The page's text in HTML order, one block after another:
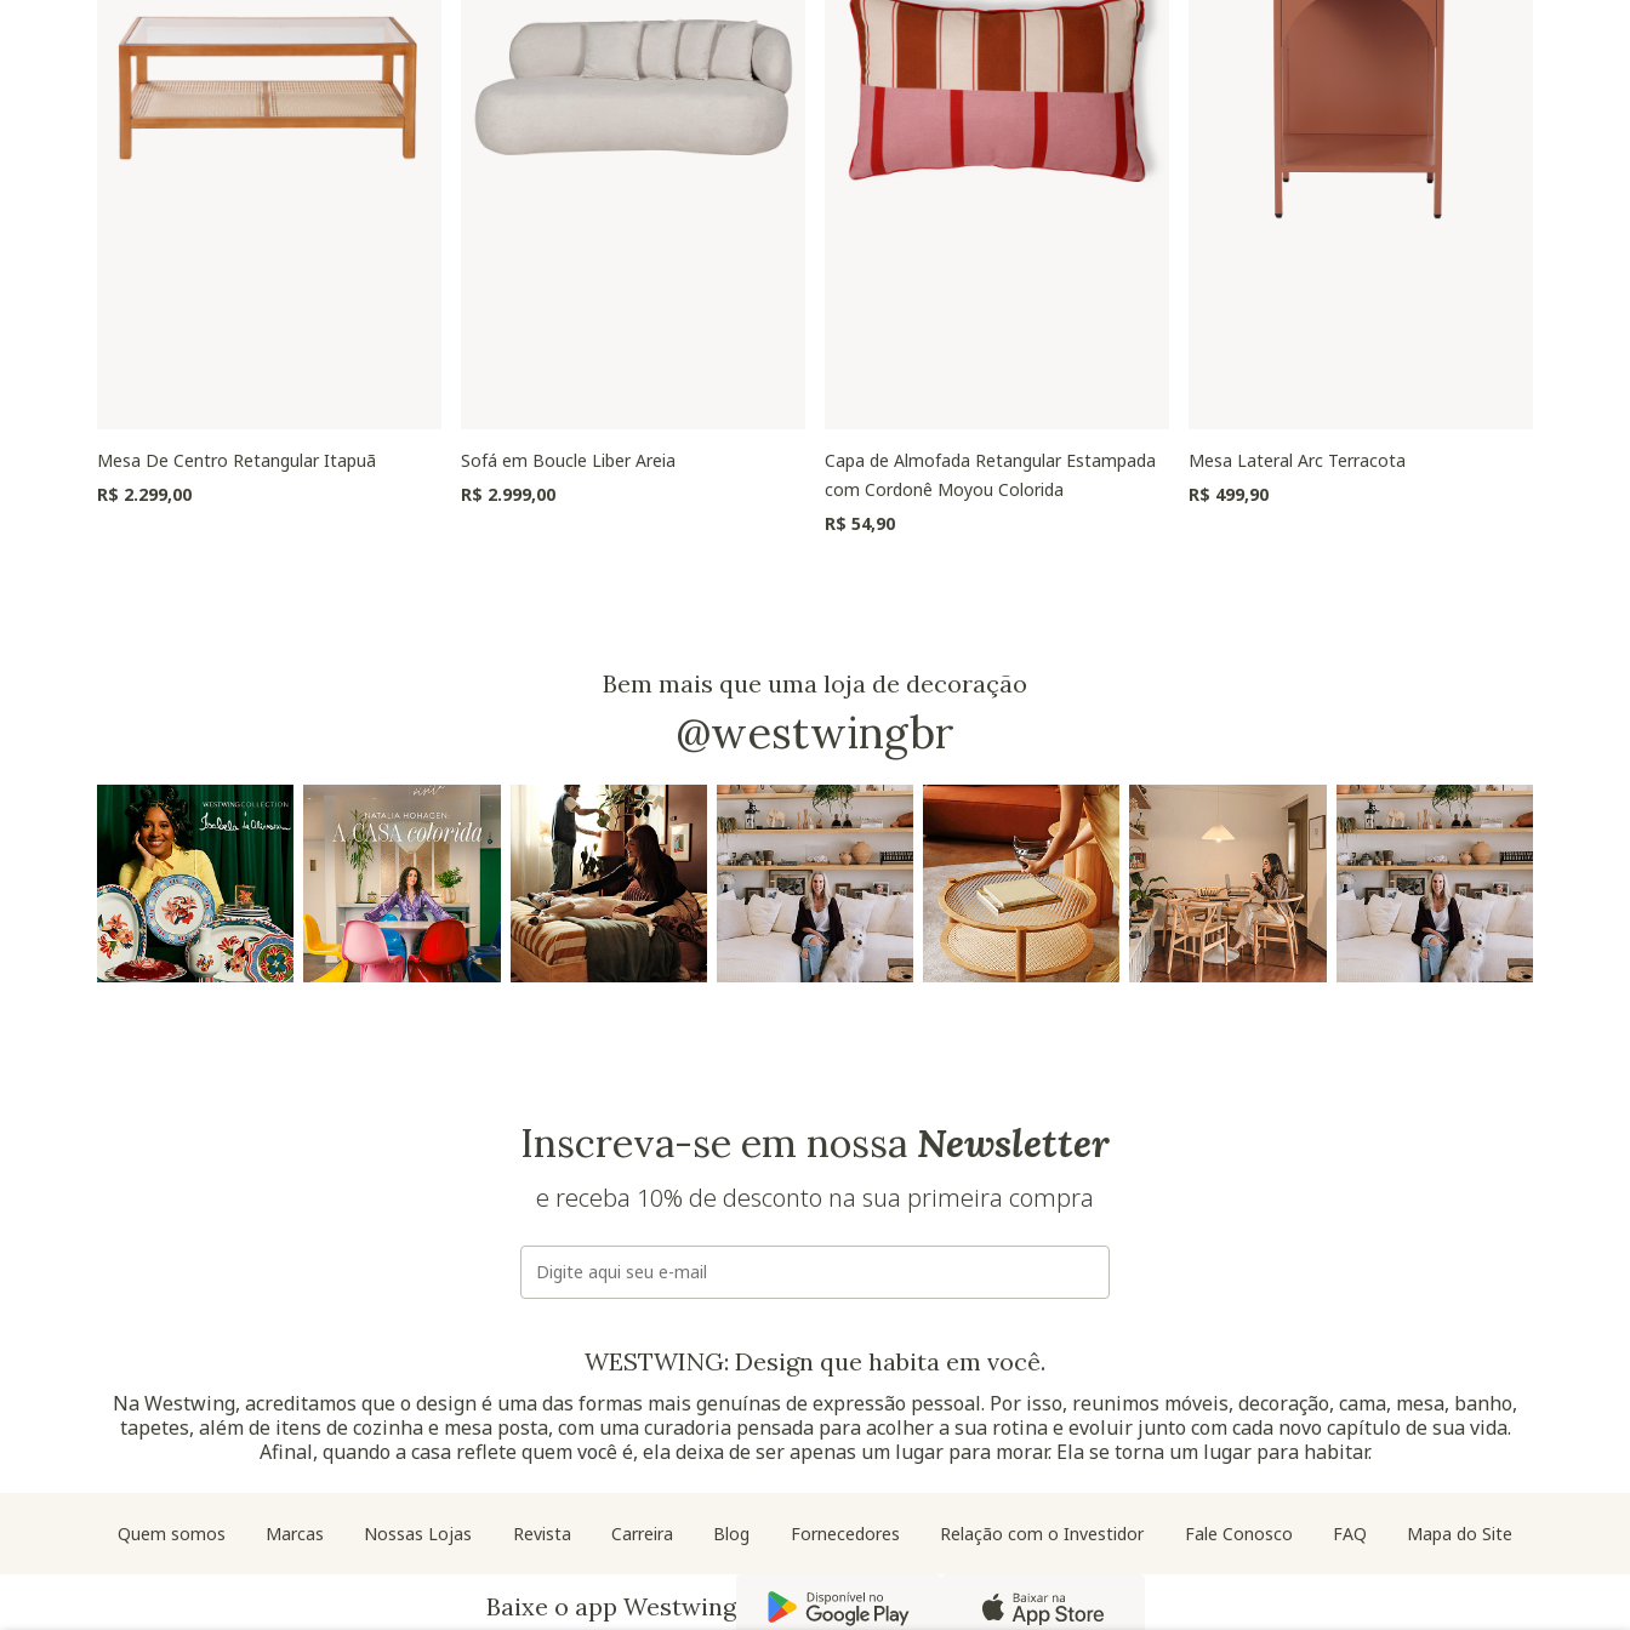
Mesa De Centro Retangular Itapuã
R$ 2.299,00
Sofá em Boucle Liber Areia
R$ 2.999,00
Capa de Almofada Retangular Estampada
com Cordonê Moyou Colorida
R$ 54,90
Mesa Lateral Arc Terracota
R$ 499,90
Bem mais que uma loja de decoração
@westwingbr
Inscreva-se em nossa Newsletter
e receba 10% de desconto na sua primeira compra
WESTWING: Design que habita em você.
Na Westwing, acreditamos que o design é uma das formas mais genuínas de expressão pessoal. Por isso, reunimos móveis, decoração, cama, mesa, banho,
tapetes, além de itens de cozinha e mesa posta, com uma curadoria pensada para acolher a sua rotina e evoluir junto com cada novo capítulo de sua vida.
Afinal, quando a casa reflete quem você é, ela deixa de ser apenas um lugar para morar. Ela se torna um lugar para habitar.
Quem somos Marcas Nossas Lojas Revista Carreira Blog Fornecedores Relação com o Investidor Fale Conosco FAQ Mapa do Site
Baixe o app Westwing